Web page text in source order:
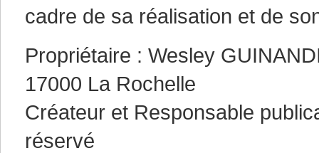
cadre de sa réalisation et de
Propriétaire : Wesley
17000 La Rochelle
Créateur et Responsable
réservé